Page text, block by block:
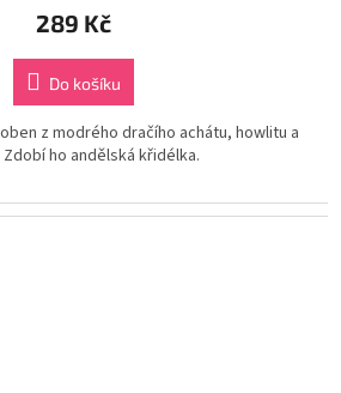
289 Kč
Do košíku
z modrého dračího achátu, howlitu a
ho andělská křidélka.